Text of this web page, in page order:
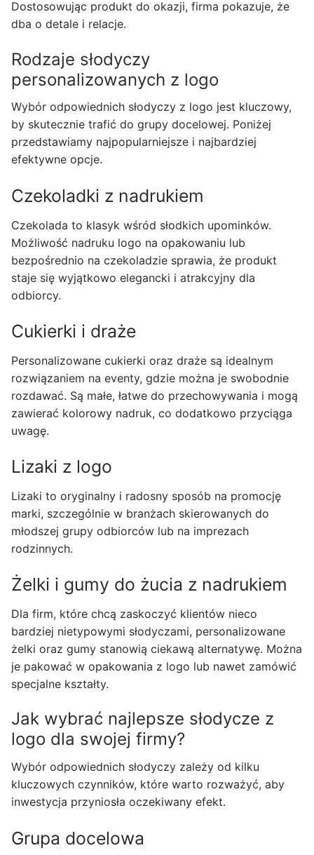
Dostosowując produkt do okazji, firma pokazuje, że
dba o detale i relacje.
Rodzaje słodyczy
personalizowanych z logo
Wybór odpowiednich słodyczy z logo jest kluczowy,
by skutecznie trafić do grupy docelowej. Poniżej
przedstawiamy najpopularniejsze i najbardziej
efektywne opcje.
Czekoladki z nadrukiem
Czekolada to klasyk wśród słodkich upominków.
Możliwość nadruku logo na opakowaniu lub
bezpośrednio na czekoladzie sprawia, że produkt
staje się wyjątkowo elegancki i atrakcyjny dla
odbiorcy.
Cukierki i draże
Personalizowane cukierki oraz draże są idealnym
rozwiązaniem na eventy, gdzie można je swobodnie
rozdawać. Są małe, łatwe do przechowywania i mogą
zawierać kolorowy nadruk, co dodatkowo przyciąga
uwagę.
Lizaki z logo
Lizaki to oryginalny i radosny sposób na promocję
marki, szczególnie w branżach skierowanych do
młodszej grupy odbiorców lub na imprezach
rodzinnych.
Żelki i gumy do żucia z nadrukiem
Dla firm, które chcą zaskoczyć klientów nieco
bardziej nietypowymi słodyczami, personalizowane
żelki oraz gumy stanowią ciekawą alternatywę. Można
je pakować w opakowania z logo lub nawet zamówić
specjalne kształty.
Jak wybrać najlepsze słodycze z
logo dla swojej firmy?
Wybór odpowiednich słodyczy zależy od kilku
kluczowych czynników, które warto rozważyć, aby
inwestycja przyniosła oczekiwany efekt.
Grupa docelowa